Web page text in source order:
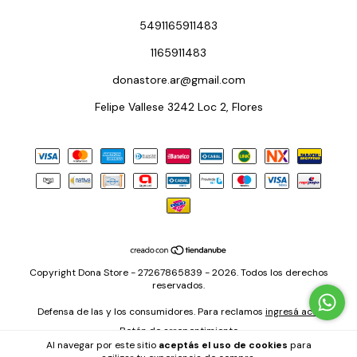
Al navegar por este sitio aceptás el uso de cookies para
5491165911483
1165911483
donastore.ar@gmail.com
Felipe Vallese 3242 Loc 2, Flores
Copyright Dona Store - 27267865839 - 2026. Todos los derechos
reservados.
Defensa de las y los consumidores. Para reclamos ingresá acá.
Botón de arrepentimiento